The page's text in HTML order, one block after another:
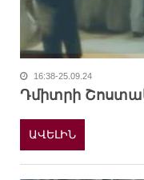
16:38-25.09.24
Դմիտրի
ԱՎԵԼԻՆ